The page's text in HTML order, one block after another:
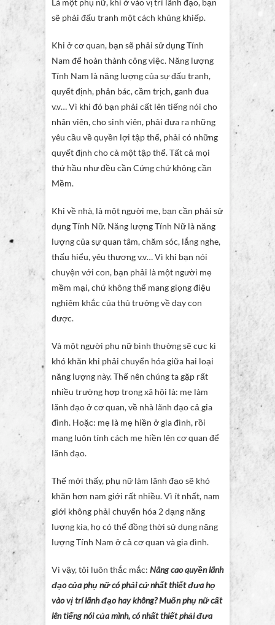
Là một phụ nữ, khi ở vào vị trí lãnh đạo, bạn
sẽ phải đấu tranh một cách khủng khiếp.
Khi ở cơ quan, bạn sẽ phải sử dụng Tính
Nam để hoàn thành công việc. Năng lượng
Tính Nam là năng lượng của sự đấu tranh,
quyết định, phản bác, cầm trịch, ganh đua
v.v… Vì khi đó bạn phải cất lên tiếng nói cho
nhân viên, cho sinh viên, phải đưa ra những
yêu cầu về quyền lợi tập thể, phải có những
quyết định cho cả một tập thể. Tất cả mọi
thứ hầu như đều cần Cứng chứ không cần
Mềm.
Khi về nhà, là một người mẹ, bạn cần phải sử
dụng Tính Nữ. Năng lượng Tính Nữ là năng
lượng của sự quan tâm, chăm sóc, lắng nghe,
thấu hiểu, yêu thương v.v… Vì khi bạn nói
chuyện với con, bạn phải là một người mẹ
mềm mại, chứ không thể mang giọng điệu
nghiêm khắc của thủ trưởng về dạy con
được.
Và một người phụ nữ bình thường sẽ cực kì
khó khăn khi phải chuyển hóa giữa hai loại
năng lượng này. Thế nên chúng ta gặp rất
nhiều trường hợp trong xã hội là: mẹ làm
lãnh đạo ở cơ quan, về nhà lãnh đạo cả gia
đình. Hoặc: mẹ là mẹ hiền ở gia đình, rồi
mang luôn tính cách mẹ hiền lên cơ quan để
lãnh đạo.
Thế mới thấy, phụ nữ làm lãnh đạo sẽ khó
khăn hơn nam giới rất nhiều. Vì ít nhất, nam
giới không phải chuyển hóa 2 dạng năng
lượng kia, họ có thể đồng thời sử dụng năng
lượng Tính Nam ở cả cơ quan và gia đình.
Vì vậy, tôi luôn thắc mắc: Nâng cao quyền lãnh
đạo của phụ nữ có phải cứ nhất thiết đưa họ
vào vị trí lãnh đạo hay không? Muốn phụ nữ cất
lên tiếng nói của mình, có nhất thiết phải đưa